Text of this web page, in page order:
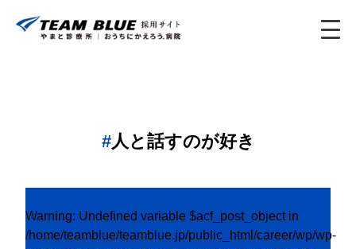
人と話すのが好き
Warning: Undefined variable $acf_post_object in
/home/teamblue/teamblue.jp/public_html/career/wp/wp-